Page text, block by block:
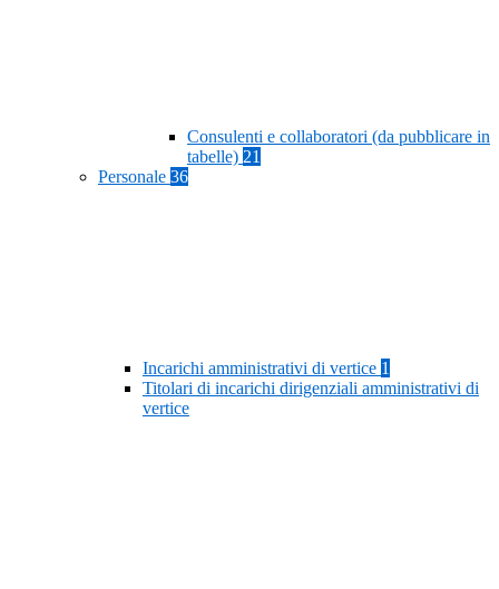
Consulenti e collaboratori (da pubblicare in
tabelle) 21
Personale 36
Incarichi amministrativi di vertice 1
Titolari di incarichi dirigenziali amministrativi di
vertice